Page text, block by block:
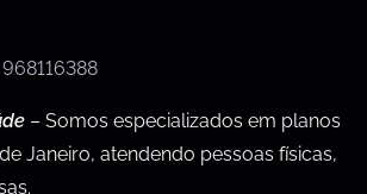
968116388
– Somos especializados em planos
Janeiro, atendendo pessoas físicas,